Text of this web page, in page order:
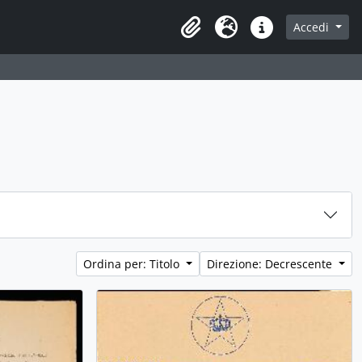
Area di lavoro
Lingua Collegamenti veloci
Accedi
Ordina per: Titolo Direzione: Decrescente